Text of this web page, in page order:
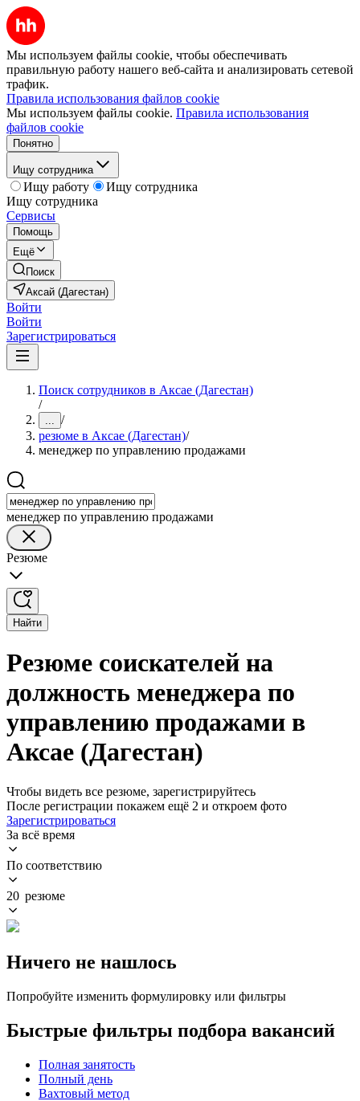
Мы используем файлы cookie, чтобы обеспечивать
правильную работу нашего веб-сайта и анализировать сетевой
трафик.
Правила использования файлов cookie
Мы используем файлы cookie. Правила использования
файлов cookie
Понятно
Ищу сотрудника
Ищу работу
Ищу сотрудника
Ищу сотрудника
Сервисы
Помощь
Ещё
Поиск
Аксай (Дагестан)
Войти
Войти
Зарегистрироваться
Поиск сотрудников в Аксае (Дагестан)
/
... /
резюме в Аксае (Дагестан)/
менеджер по управлению продажами
менеджер по управлению продажами
Резюме
Найти
Резюме соискателей на
должность менеджера по
управлению продажами в
Аксае (Дагестан)
Чтобы видеть все резюме, зарегистрируйтесь
После регистрации покажем ещё 2 и откроем фото
Зарегистрироваться
За всё время
По соответствию
20 резюме
Ничего не нашлось
Попробуйте изменить формулировку или фильтры
Быстрые фильтры подбора вакансий
Полная занятость
Полный день
Вахтовый метод